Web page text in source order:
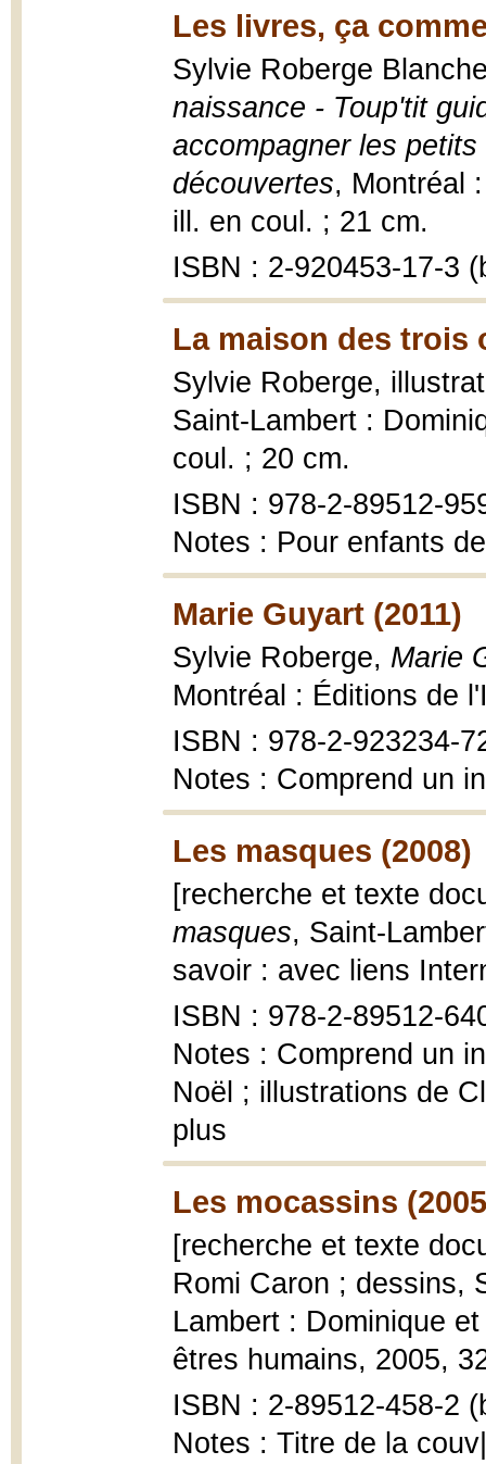
Les livres, ça
Sylvie Roberge
naissance - Toup'tit
accompagner les
découvertes, Montréal
ill. en coul. ; 21 cm.
ISBN : 2-920453-17-3
La maison des trois
Sylvie Roberge,
Saint-Lambert :
coul. ; 20 cm.
ISBN : 978-2-89512-
Notes : Pour enfants
Marie Guyart (2011)
Sylvie Roberge, Marie
Montréal : Éditions de
ISBN : 978-2-923234-
Notes : Comprend un
Les masques (2008)
[recherche et texte
masques, Saint-
savoir : avec liens
ISBN : 978-2-89512-
Notes : Comprend un
Noël ; illustrations de
plus
Les mocassins
[recherche et texte
Romi Caron ; dessins,
Lambert : Dominique
êtres humains, 2005,
ISBN : 2-89512-458-2
Notes : Titre de la